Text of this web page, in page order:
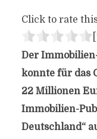
Click to rate
Der
konnte für das
22 Millionen
Immobilien-
Deutschland“